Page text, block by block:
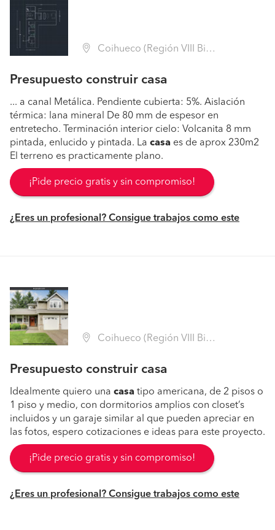
Coihueco (Región VIII Biobío - Ñuble)
Presupuesto construir casa
... a canal Metálica. Pendiente cubierta: 5%. Aislación
térmica: lana mineral De 80 mm de espesor en
entretecho. Terminación interior cielo: Volcanita 8 mm
pintada, enlucido y pintada. La casa es de aprox 230m2
El terreno es practicamente plano.
¡Pide precio gratis y sin compromiso!
¿Eres un profesional? Consigue trabajos como este
Coihueco (Región VIII Biobío - Ñuble)
Presupuesto construir casa
Idealmente quiero una casa tipo americana, de 2 pisos o
1 piso y medio, con dormitorios amplios con closet’s
incluidos y un garaje similar al que pueden apreciar en
las fotos, espero cotizaciones e ideas para este proyecto.
¡Pide precio gratis y sin compromiso!
¿Eres un profesional? Consigue trabajos como este